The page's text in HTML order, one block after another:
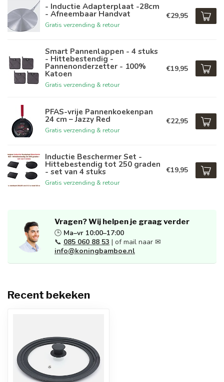
- Inductie Adapterplaat -28cm
- Afneembaar Handvat
Gratis verzending & retour
€29,95
Smart Pannenlappen - 4 stuks
- Hittebestendig -
Pannenonderzetter - 100%
Katoen
Gratis verzending & retour
€19,95
PFAS-vrije Pannenkoekenpan
24 cm – Jazzy Red
Gratis verzending & retour
€22,95
Inductie Beschermer Set -
Hittebestendig tot 250 graden
- set van 4 stuks
Gratis verzending & retour
€19,95
Vragen? Wij helpen je graag verder
🕒 Ma–vr 10:00–17:00
📞 085 060 88 53 | of mail naar ✉
info@koningbamboe.nl
Recent bekeken